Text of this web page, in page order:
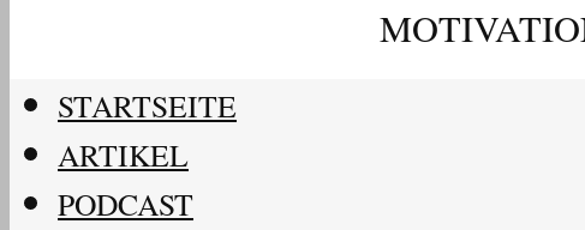
STARTSEITE
ARTIKEL
PODCAST